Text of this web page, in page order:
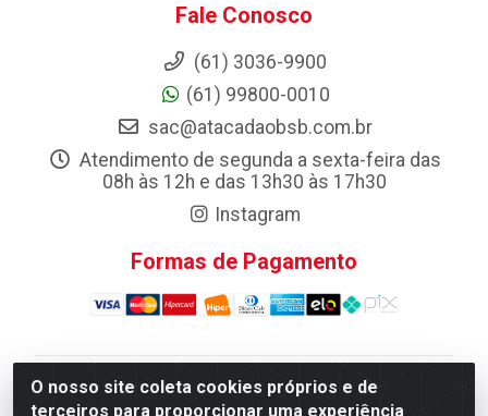
O nosso site coleta cookies próprios e de
terceiros para proporcionar uma experiência
Fale Conosco
(61) 3036-9900
(61) 99800-0010
sac@atacadaobsb.com.br
Atendimento de segunda a sexta-feira das
08h às 12h e das 13h30 às 17h30
Instagram
Formas de Pagamento
Atacadao da Limpeza F. Pereira Queiroz Comercio e
Distribuicao LTDA - Quadra Qi 10 Lotes 39 e, 41 - Setor